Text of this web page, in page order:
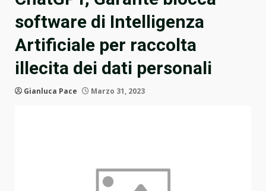
software di Intelligenza
Artificiale per raccolta
illecita dei dati personali
Gianluca Pace Marzo 31, 2023